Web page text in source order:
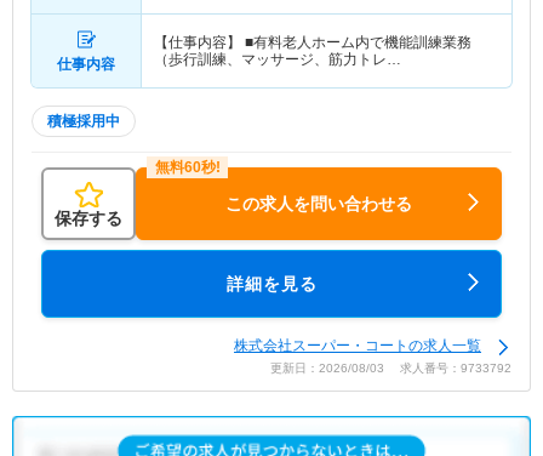
仕事内容
【仕事内容】 ■有料老人ホーム内で機能訓練業務
（歩行訓練、マッサージ、筋力トレ…
積極採用中
保存する
この求人を問い合わせる
詳細を見る
株式会社スーパー・コートの求人一覧
更新日：2026/08/03 求人番号：9733792